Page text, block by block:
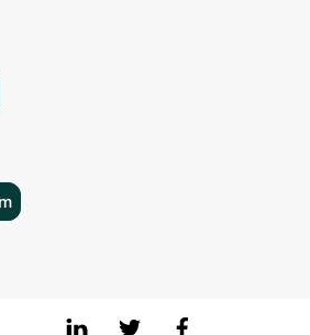
LinkedIn Twitter